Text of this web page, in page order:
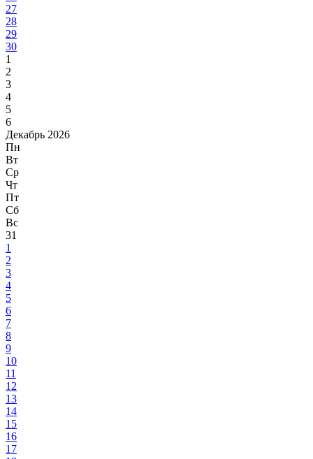
27
28
29
30
1
2
3
4
5
6
Декабрь 2026
Пн
Вт
Ср
Чт
Пт
Сб
Вс
31
1
2
3
4
5
6
7
8
9
10
11
12
13
14
15
16
17